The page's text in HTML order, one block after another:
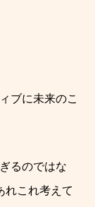
ブに未来のこ
るのではな
れこれ考えて